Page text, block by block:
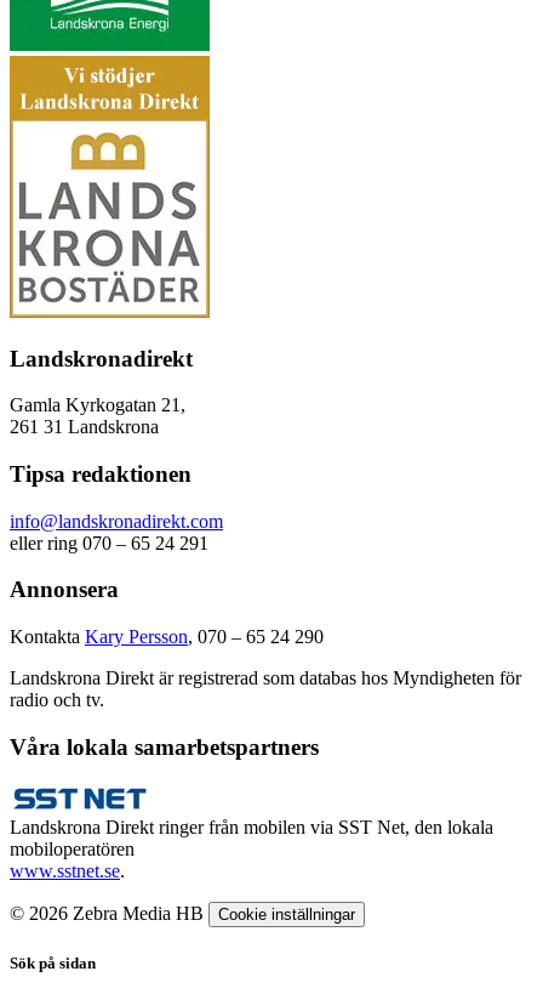
Landskronadirekt
Gamla Kyrkogatan 21,
261 31 Landskrona
Tipsa redaktionen
info@landskronadirekt.com
eller ring 070 – 65 24 291
Annonsera
Kontakta Kary Persson, 070 – 65 24 290
Landskrona Direkt är registrerad som databas hos Myndigheten för
radio och tv.
Våra lokala samarbetspartners
Landskrona Direkt ringer från mobilen via SST Net, den lokala
mobiloperatören
www.sstnet.se.
© 2026 Zebra Media HB Cookie inställningar
Sök på sidan